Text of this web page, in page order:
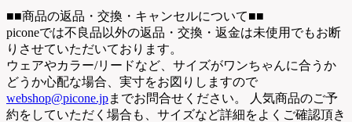
■■商品の返品・交換・キャンセルについて■■
piconeでは不良品以外の返品・交換・返金は未使用でもお断
りさせていただいております。
ウェアやカラー/リードなど、サイズがワンちゃんに合うか
どうか心配な場合、実寸をお図りしますので
webshop@picone.jpまでお問合せください。 人気商品のご予
約をしていただく場合も、サイズなど詳細をよくご確認頂き